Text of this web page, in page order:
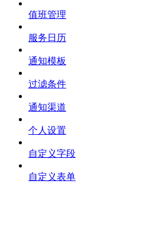
值班管理
服务日历
通知模板
过滤条件
通知渠道
个人设置
自定义字段
自定义表单